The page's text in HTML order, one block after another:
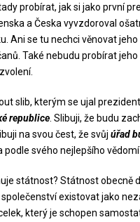
probírat, jak si jako první
a Česka vyvzdoroval
Ani se tu nechci věnovat
Také nebudu probírat
slib, kterým se ujal
republice. Slibuji, že budu
na svou čest, že svůj úřad
podle svého nejlepšího vědomí
státnost? Státnost obecně
existovat jako
který je schopen